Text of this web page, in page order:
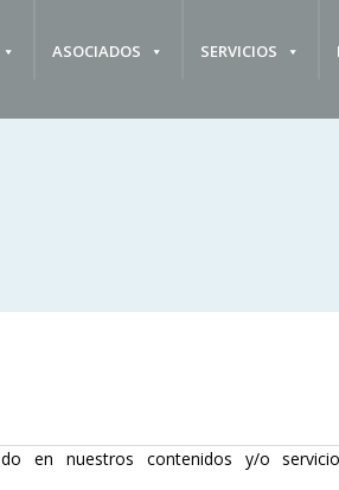
ASOCIADOS SERVICIOS
en nuestros contenidos y/o